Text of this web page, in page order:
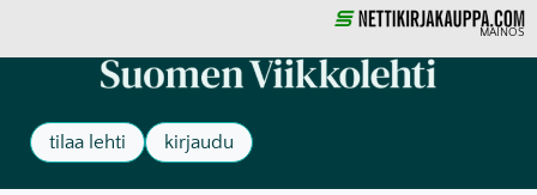
MAINOS
tilaa lehti kirjaudu